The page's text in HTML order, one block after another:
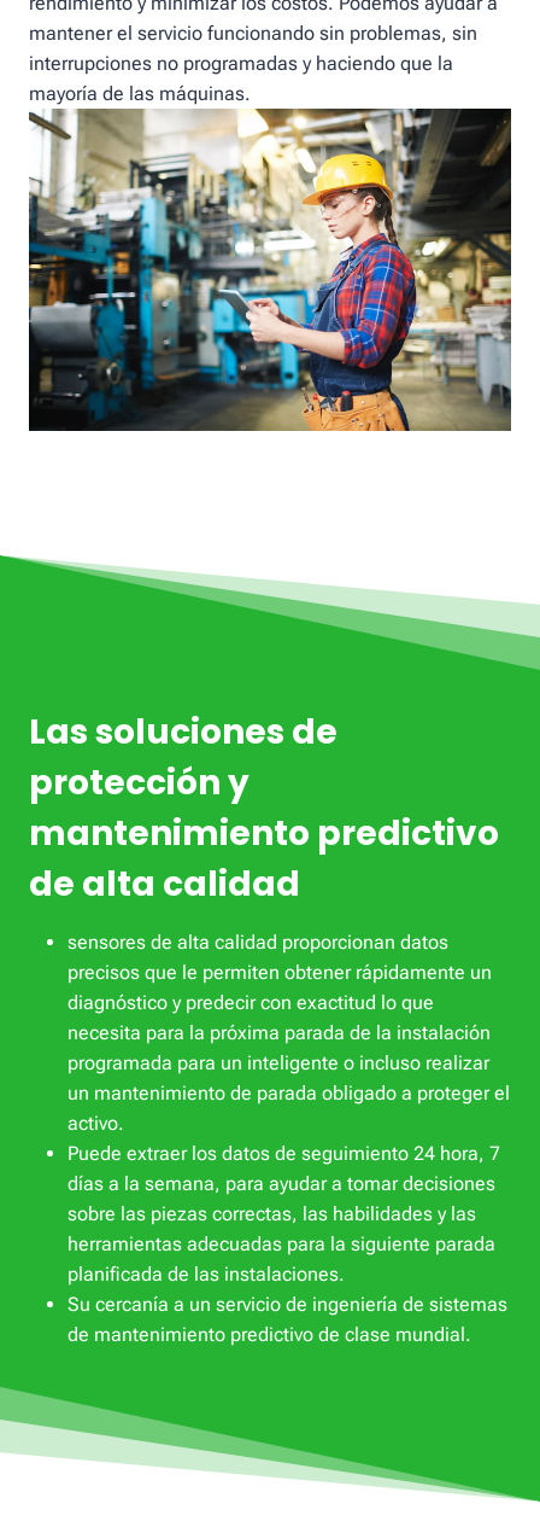
mantener el servicio funcionando sin problemas, sin
interrupciones no programadas y haciendo que la
mayoría de las máquinas.
Las soluciones de
protección y
mantenimiento predictivo
de alta calidad
sensores de alta calidad proporcionan datos
precisos que le permiten obtener rápidamente un
diagnóstico y predecir con exactitud lo que
necesita para la próxima parada de la instalación
programada para un inteligente o incluso realizar
un mantenimiento de parada obligado a proteger el
activo.
Puede extraer los datos de seguimiento 24 hora, 7
días a la semana, para ayudar a tomar decisiones
sobre las piezas correctas, las habilidades y las
herramientas adecuadas para la siguiente parada
planificada de las instalaciones.
Su cercanía a un servicio de ingeniería de sistemas
de mantenimiento predictivo de clase mundial.